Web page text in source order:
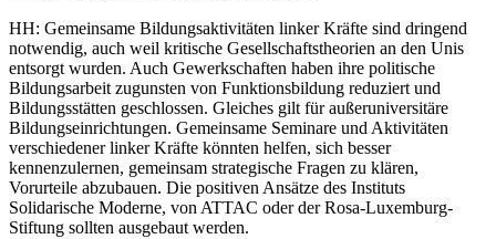
HH: Gemeinsame Bildungsaktivitäten linker Kräfte sind dringend
notwendig, auch weil kritische Gesellschaftstheorien an den Unis
entsorgt wurden. Auch Gewerkschaften haben ihre politische
Bildungsarbeit zugunsten von Funktionsbildung reduziert und
Bildungsstätten geschlossen. Gleiches gilt für außeruniversitäre
Bildungseinrichtungen. Gemeinsame Seminare und Aktivitäten
verschiedener linker Kräfte könnten helfen, sich besser
kennenzulernen, gemeinsam strategische Fragen zu klären,
Vorurteile abzubauen. Die positiven Ansätze des Instituts
Solidarische Moderne, von ATTAC oder der Rosa-Luxemburg-
Stiftung sollten ausgebaut werden.